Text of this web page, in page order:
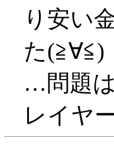
り安い
た(≧∀≦)
…問題
レイヤ